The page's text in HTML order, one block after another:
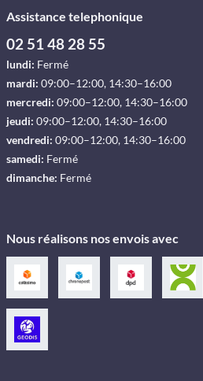
Assistance telephonique
02 51 48 28 55
lundi: Fermé
mardi: 09:00–12:00, 14:30–16:00
mercredi: 09:00–12:00, 14:30–16:00
jeudi: 09:00–12:00, 14:30–16:00
vendredi: 09:00–12:00, 14:30–16:00
samedi: Fermé
dimanche: Fermé
Nous réalisons nos envois avec